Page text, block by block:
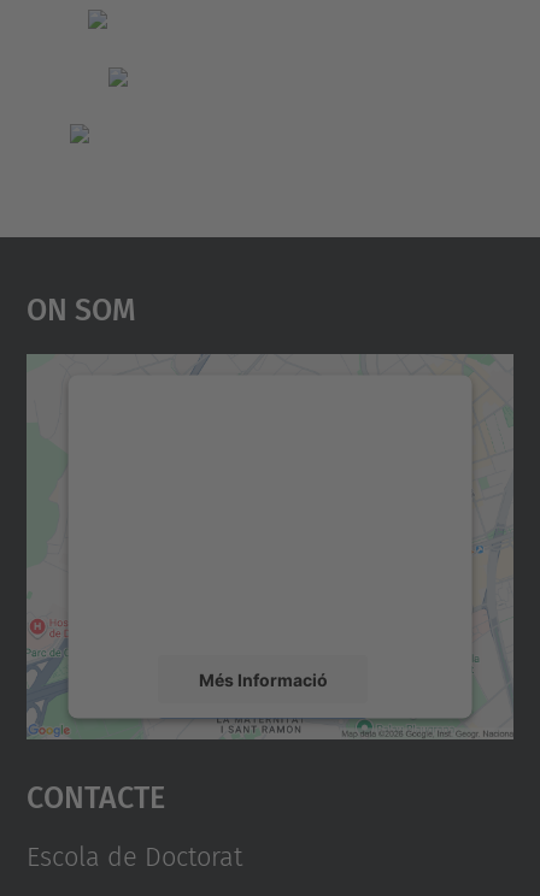
On Som
Més Informació
Accepta
powered by
Contacte
Escola de Doctorat